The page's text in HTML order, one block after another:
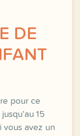
DE
pour ce
15
vous avez un